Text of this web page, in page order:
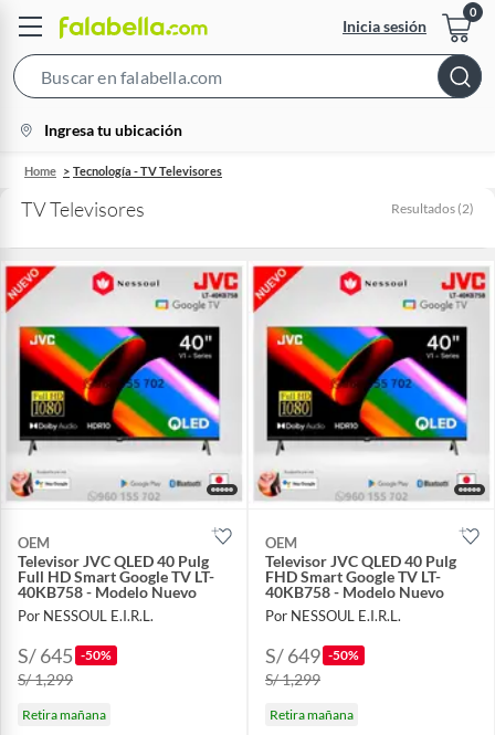
Inicia sesión
Bar
location-
icon
Ingresa tu ubicación
Home Tecnología - TV Televisores
TV Televisores Resultados (2)
OEM
Televisor JVC QLED 40 Pulg
Full HD Smart Google TV LT-
40KB758 - Modelo Nuevo
Por NESSOUL E.I.R.L.
S/ 645 -50%
S/ 1,299
Retira mañana
OEM
Televisor JVC QLED 40 Pulg
FHD Smart Google TV LT-
40KB758 - Modelo Nuevo
Por NESSOUL E.I.R.L.
S/ 649 -50%
S/ 1,299
Retira mañana